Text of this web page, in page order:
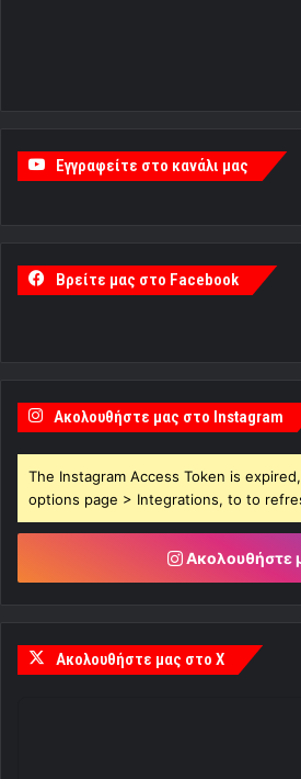
Εγγραφείτε στο κανάλι μας
Βρείτε μας στο Facebook
Ακολουθήστε μας στο Instagram
The Instagram Access Token is
options page > Integrations, to to
Ακολουθήστε
Ακολουθήστε μας στο X